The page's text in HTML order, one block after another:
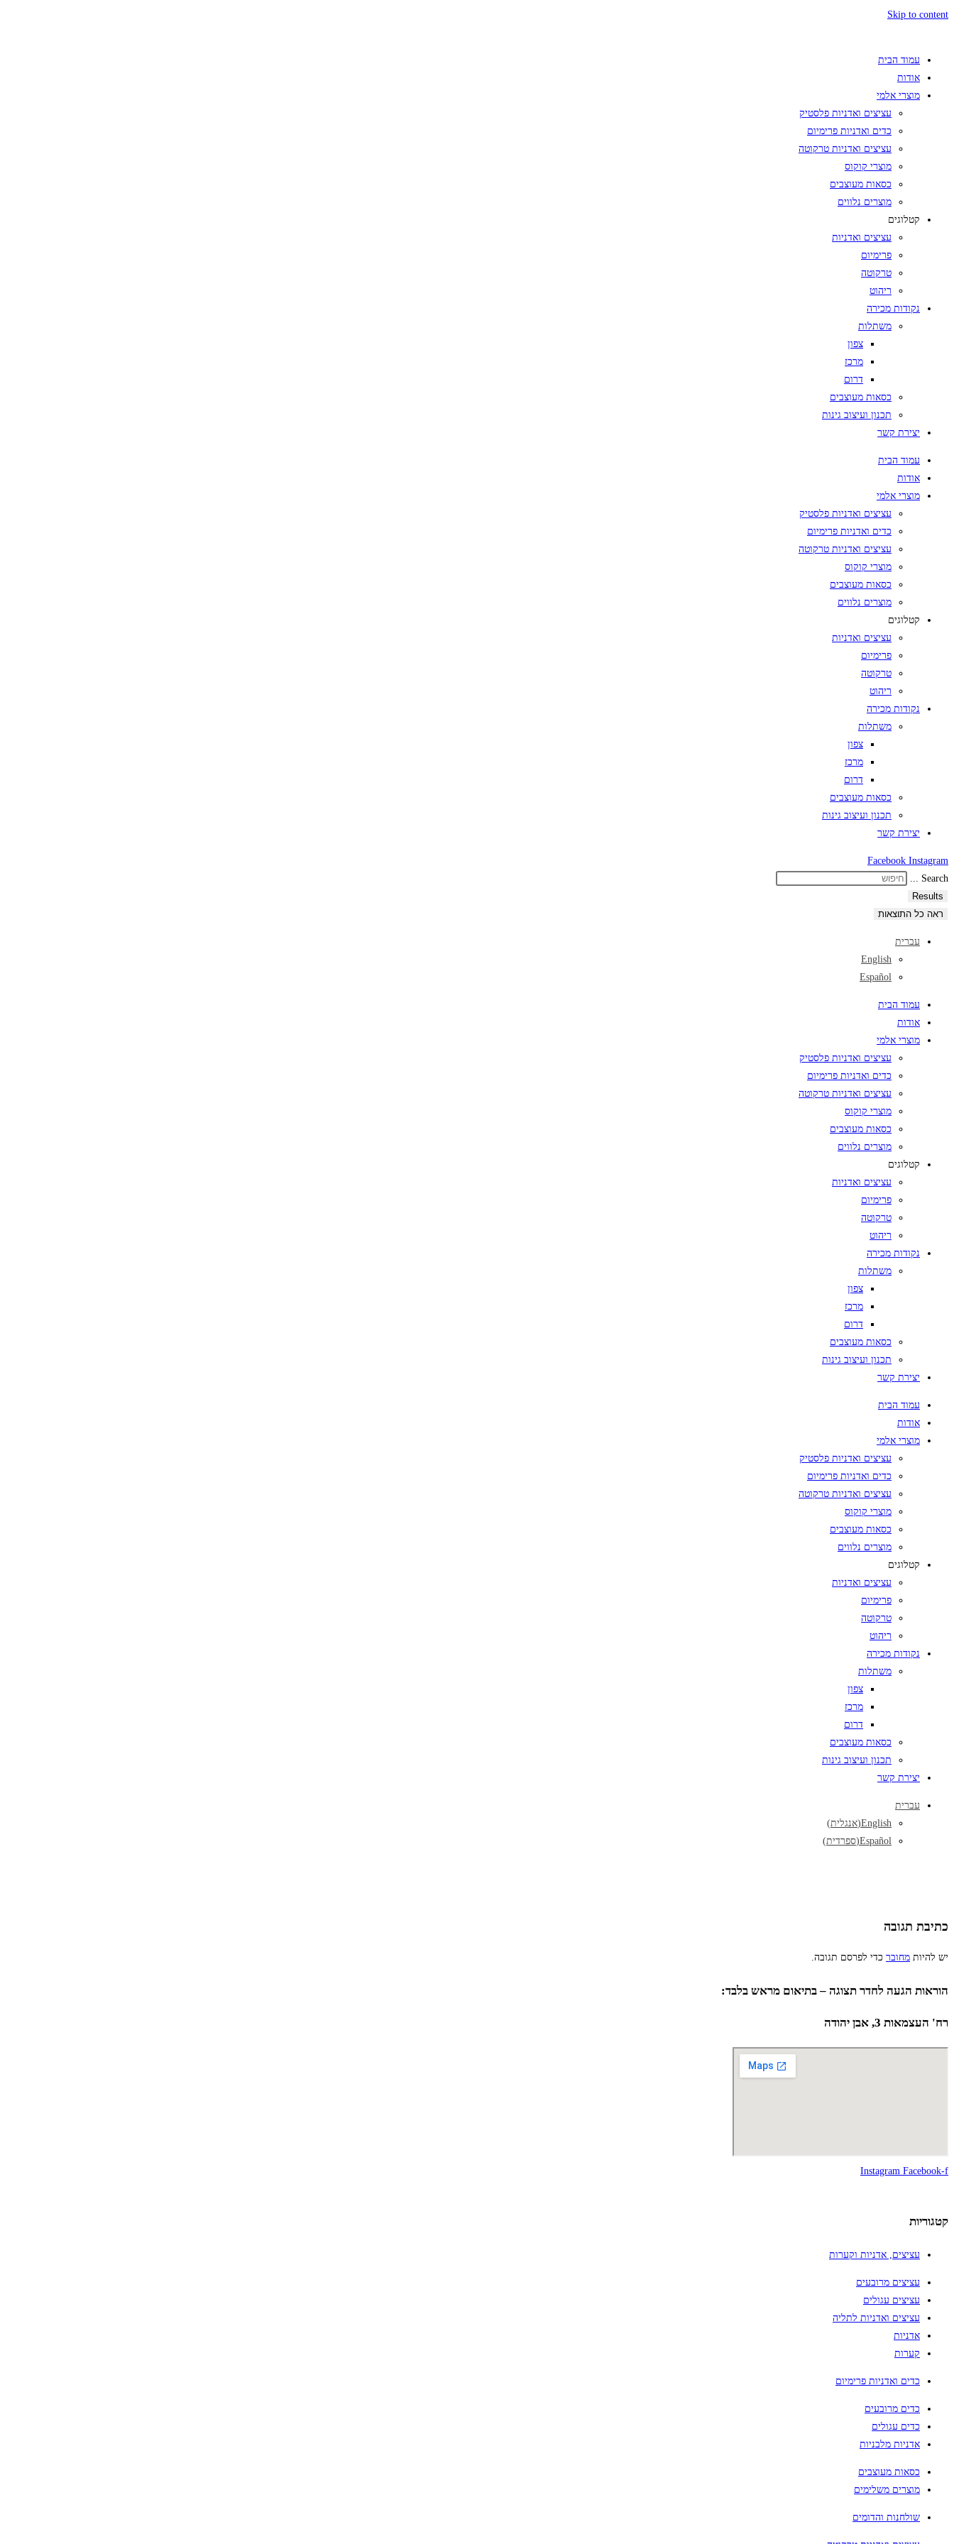
Skip to content
עמוד הבית
אודות
מוצרי אלמי
עציצים ואדניות פלסטיק
כדים ואדניות פרימיום
עציצים ואדניות טרקוטה
מוצרי קוקוס
כסאות מעוצבים
מוצרים נלווים
קטלוגים
עציצים ואדניות
פרימיום
טרקוטה
ריהוט
נקודות מכירה
משתלות
צפון
מרכז
דרום
כסאות מעוצבים
תכנון ועיצוב גינות
יצירת קשר
עמוד הבית
אודות
מוצרי אלמי
עציצים ואדניות פלסטיק
כדים ואדניות פרימיום
עציצים ואדניות טרקוטה
מוצרי קוקוס
כסאות מעוצבים
מוצרים נלווים
קטלוגים
עציצים ואדניות
פרימיום
טרקוטה
ריהוט
נקודות מכירה
משתלות
צפון
מרכז
דרום
כסאות מעוצבים
תכנון ועיצוב גינות
יצירת קשר
Facebook Instagram
Search ...
Results
ראה כל התוצאות
עברית
English
Español
עמוד הבית
אודות
מוצרי אלמי
עציצים ואדניות פלסטיק
כדים ואדניות פרימיום
עציצים ואדניות טרקוטה
מוצרי קוקוס
כסאות מעוצבים
מוצרים נלווים
קטלוגים
עציצים ואדניות
פרימיום
טרקוטה
ריהוט
נקודות מכירה
משתלות
צפון
מרכז
דרום
כסאות מעוצבים
תכנון ועיצוב גינות
יצירת קשר
עמוד הבית
אודות
מוצרי אלמי
עציצים ואדניות פלסטיק
כדים ואדניות פרימיום
עציצים ואדניות טרקוטה
מוצרי קוקוס
כסאות מעוצבים
מוצרים נלווים
קטלוגים
עציצים ואדניות
פרימיום
טרקוטה
ריהוט
נקודות מכירה
משתלות
צפון
מרכז
דרום
כסאות מעוצבים
תכנון ועיצוב גינות
יצירת קשר
עברית
English
(אנגלית)
Español
(ספרדית)
כתיבת תגובה
יש להיות מחובר כדי לפרסם תגובה.
הוראות הגעה לחדר תצוגה – בתיאום מראש בלבד:
רח' העצמאות 3, אבן יהודה
Instagram Facebook-f
קטגוריות
עציצים, אדניות וקערות
עציצים מרובעים
עציצים עגולים
עציצים ואדניות לתליה
אדניות
קערות
כדים ואדניות פרימיום
כדים מרובעים
כדים עגולים
אדניות מלבניות
כסאות מעוצבים
מוצרים משלימים
שולחנות והדומים